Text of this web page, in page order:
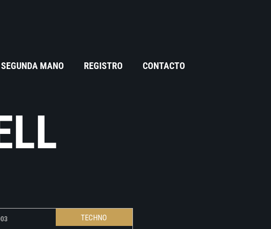
SEGUNDA MANO REGISTRO CONTACTO
TECHNO